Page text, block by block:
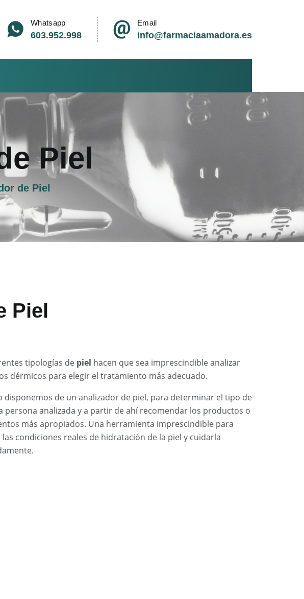
Whatsapp
603.952.998
Email
info@farmaciaamadora.es
Piel
de Piel
Piel
tipologías de piel hacen que sea imprescindible analizar
dérmicos para elegir el tratamiento más adecuado.
disponemos de un analizador de piel, para determinar el tipo de
persona analizada y a partir de ahí recomendar los productos o
más apropiados. Una herramienta imprescindible para
condiciones reales de hidratación de la piel y cuidarla